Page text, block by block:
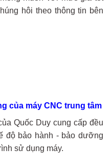
hôi theo thông tin bên
của máy CNC trung tâm
Quốc Duy cung cấp đều
độ bảo hành - bảo dưỡng
sử dụng máy.